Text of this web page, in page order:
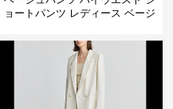
ョートパンツ レディース ベージ